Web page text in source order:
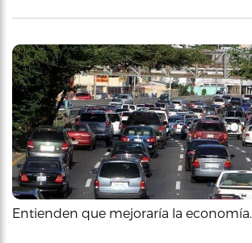
Entienden que mejoraría la economía.